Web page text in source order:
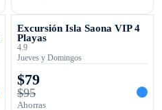
OFERTA TEMPORAL
Excursión Isla Saona VIP 4
Playas
4.9
Jueves y Domingos
$79
$95
Ahorras